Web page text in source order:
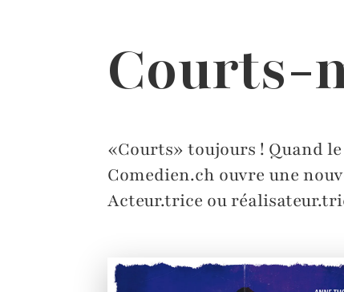
Courts-
«Courts» toujours ! Quand
Comedien.ch ouvre une
Acteur.trice ou